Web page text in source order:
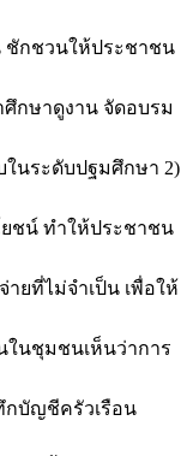
ชักชวนให้ประชาชน
กษาดูงาน จัดอบรม
ในระดับปฐมศึกษา 2)
ชน์ ทำให้ประชาชน
ยที่ไม่จำเป็น เพื่อให้
ในชุมชนเห็นว่าการ
กบัญชีครัวเรือน